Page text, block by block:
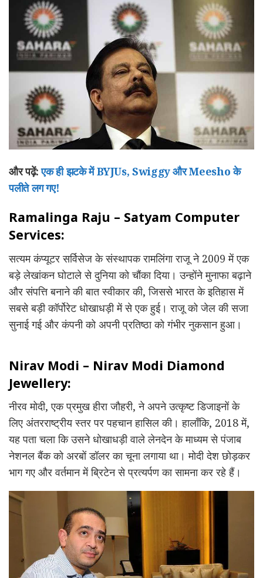
और पढ़ें:एक ही झटके में BYJUs, Swiggy और Meesho के
पलीते लग गए!
Ramalinga Raju – Satyam Computer
Services:
सत्यम कंप्यूटर सर्विसेज के संस्थापक रामलिंगा राजू ने 2009 में एक
बड़े लेखांकन घोटाले से दुनिया को चौंका दिया। उन्होंने मुनाफा बढ़ाने
और संपत्ति बनाने की बात स्वीकार की, जिससे भारत के इतिहास में
सबसे बड़ी कॉर्पोरेट धोखाधड़ी में से एक हुई। राजू को जेल की सजा
सुनाई गई और कंपनी को अपनी प्रतिष्ठा को गंभीर नुकसान हुआ।
Nirav Modi – Nirav Modi Diamond
Jewellery:
नीरव मोदी, एक प्रमुख हीरा जौहरी, ने अपने उत्कृष्ट डिजाइनों के
लिए अंतरराष्ट्रीय स्तर पर पहचान हासिल की। हालाँकि, 2018 में,
यह पता चला कि उसने धोखाधड़ी वाले लेनदेन के माध्यम से पंजाब
नेशनल बैंक को अरबों डॉलर का चूना लगाया था। मोदी देश छोड़कर
भाग गए और वर्तमान में ब्रिटेन से प्रत्यर्पण का सामना कर रहे हैं।